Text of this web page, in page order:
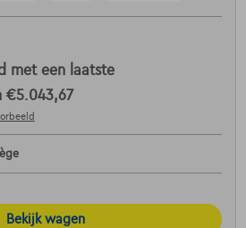
met een laatste
€5.043,67
Bekijk wagen